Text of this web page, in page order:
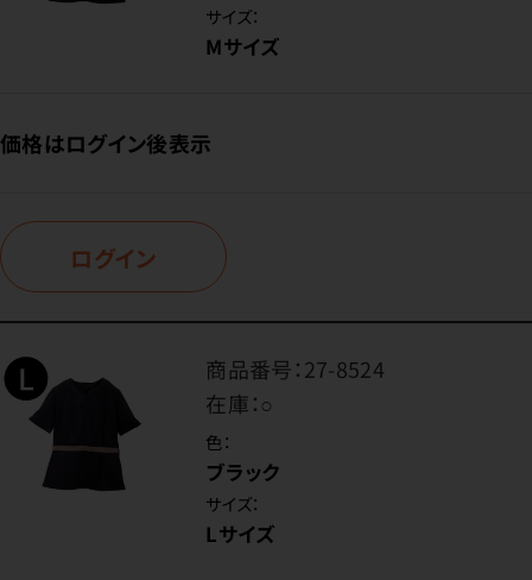
サイズ：
Mサイズ
価格はログイン後表示
ログイン
商品番号：27-8524
在庫：○
色：
ブラック
サイズ：
Lサイズ